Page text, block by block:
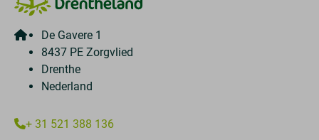
De Gavere 1
8437 PE Zorgvlied
Drenthe
Nederland
+ 31 521 388 136